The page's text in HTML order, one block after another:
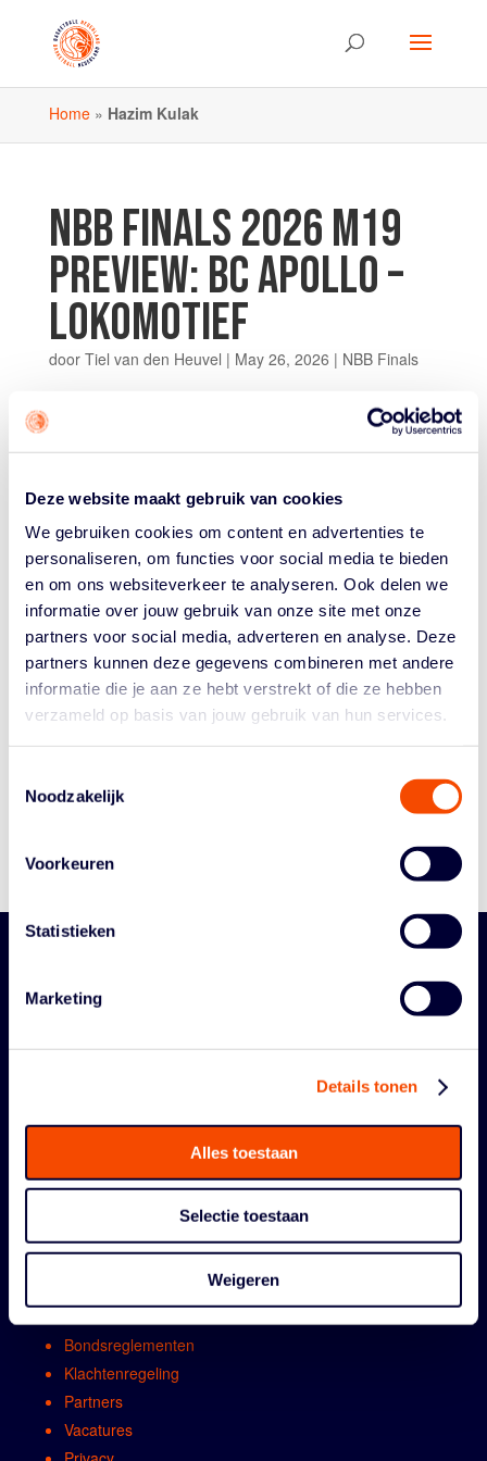
Deze website maakt gebruik van cookies
We gebruiken cookies om content en advertenties te
personaliseren, om functies voor social media te bieden
en om ons websiteverkeer te analyseren. Ook delen we
informatie over jouw gebruik van onze site met onze
partners voor social media, adverteren en analyse. Deze
partners kunnen deze gegevens combineren met andere
informatie die je aan ze hebt verstrekt of die ze hebben
verzameld op basis van jouw gebruik van hun services.
Noodzakelijk
Voorkeuren
Statistieken
Marketing
Details tonen
Alles toestaan
Selectie toestaan
Weigeren
Home» Hazim Kulak
NBB FINALS 2026 M19
PREVIEW: BC APOLLO –
LOKOMOTIEF
door Tiel van den Heuvel | May 26, 2026 | NBB Finals
De M19-eredivisie is één van de meest spectaculaire
competities van ons land. Slim basketball én zeer
atletische plays: deze finale moet je zien. Met BC Apollo
bewezen programma’s in de finale die één...
Historie
Medewerkers
ORGANISATIE
Bestuur
Comissies en werkgroepen
Bondsreglementen
Klachtenregeling
Partners
Vacatures